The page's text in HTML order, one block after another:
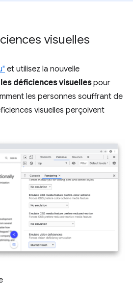
visuelles
et utilisez la nouvelle
déficiences visuellespour
les personnes souffrant de
visuelles perçoivent